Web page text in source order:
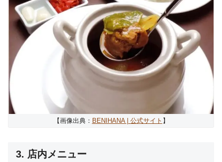
【画像出典： BENIHANA | 公式サイト 】
3. 店内メニュー